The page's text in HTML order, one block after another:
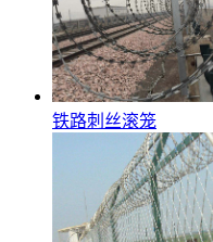
铁路刺丝滚笼